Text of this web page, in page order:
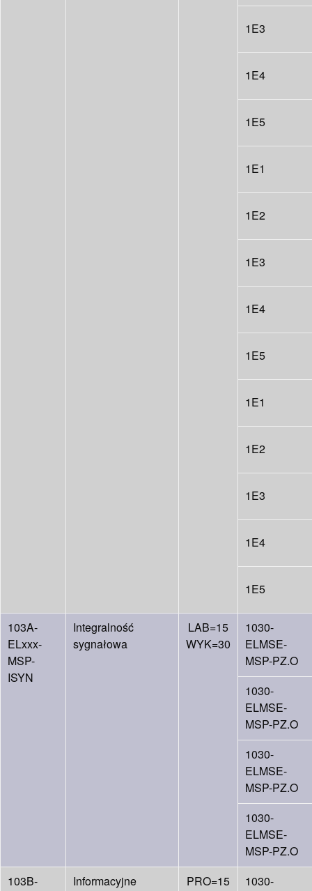
1E3
1E4
1E5
1E1
1E2
1E3
1E4
1E5
1E1
1E2
1E3
1E4
1E5
103A-
ELxxx-
MSP-
ISYN
Integralność
sygnałowa
LAB=15
WYK=30
1030-
ELMSE-
MSP-PZ.O
1030-
ELMSE-
MSP-PZ.O
1030-
ELMSE-
MSP-PZ.O
1030-
ELMSE-
MSP-PZ.O
103B-
Informacyjne
PRO=15
1030-